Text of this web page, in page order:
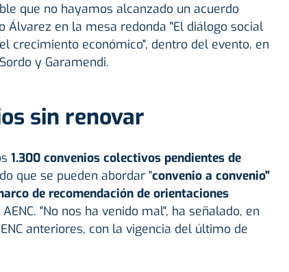
que no hayamos alcanzado un acuerdo
Álvarez en la mesa redonda "El diálogo social
crecimiento económico", dentro del evento, en
y Garamendi.
sin renovar
1.300 convenios colectivos pendientes de
que se pueden abordar "convenio a convenio"
de recomendación de orientaciones
"No nos ha venido mal", ha señalado, en
anteriores, con la vigencia del último de